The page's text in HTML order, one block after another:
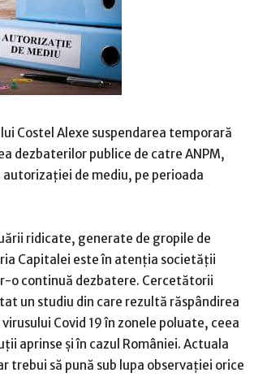
Costel Alexe suspendarea temporară
dezbaterilor publice de catre ANPM,
de mediu, pe perioada
ridicate, generate de gropile de
Capitalei este în atenția societății
o continuă dezbatere. Cercetătorii
un studiu din care rezultă răspândirea
Covid 19 în zonele poluate, ceea
aprinse şi în cazul României. Actuala
trebui să pună sub lupa observației orice